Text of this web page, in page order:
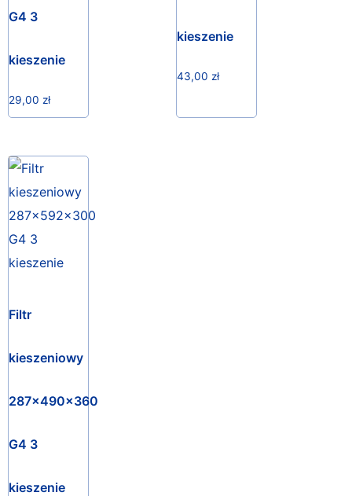
G4 3
kieszenie
29,00 zł
kieszenie
43,00 zł
Filtr
kieszeniowy
287x490x360
G4 3
kieszenie